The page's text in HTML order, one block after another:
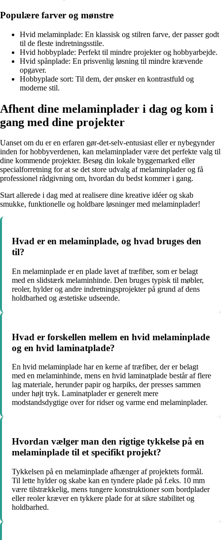
Populære farver og mønstre
Hvid melaminplade: En klassisk og stilren farve, der passer godt
til de fleste indretningsstile.
Hvid hobbyplade: Perfekt til mindre projekter og hobbyarbejde.
Hvid spånplade: En prisvenlig løsning til mindre krævende
opgaver.
Hobbyplade sort: Til dem, der ønsker en kontrastfuld og
moderne stil.
Afhent dine melaminplader i dag og kom i
gang med dine projekter
Uanset om du er en erfaren gør-det-selv-entusiast eller er nybegynder
inden for hobbyverdenen, kan melaminplader være det perfekte valg til
dine kommende projekter. Besøg din lokale byggemarked eller
specialforretning for at se det store udvalg af melaminplader og få
professionel rådgivning om, hvordan du bedst kommer i gang.
Start allerede i dag med at realisere dine kreative idéer og skab
smukke, funktionelle og holdbare løsninger med melaminplader!
Hvad er en melaminplade, og hvad bruges den
til?
En melaminplade er en plade lavet af træfiber, som er belagt
med en slidstærk melaminhinde. Den bruges typisk til møbler,
reoler, hylder og andre indretningsprojekter på grund af dens
holdbarhed og æstetiske udseende.
Hvad er forskellen mellem en hvid melaminplade
og en hvid laminatplade?
En hvid melaminplade har en kerne af træfiber, der er belagt
med en melaminhinde, mens en hvid laminatplade består af flere
lag materiale, herunder papir og harpiks, der presses sammen
under højt tryk. Laminatplader er generelt mere
modstandsdygtige over for ridser og varme end melaminplader.
Hvordan vælger man den rigtige tykkelse på en
melaminplade til et specifikt projekt?
Tykkelsen på en melaminplade afhænger af projektets formål.
Til lette hylder og skabe kan en tyndere plade på f.eks. 10 mm
være tilstrækkelig, mens tungere konstruktioner som bordplader
eller reoler kræver en tykkere plade for at sikre stabilitet og
holdbarhed.